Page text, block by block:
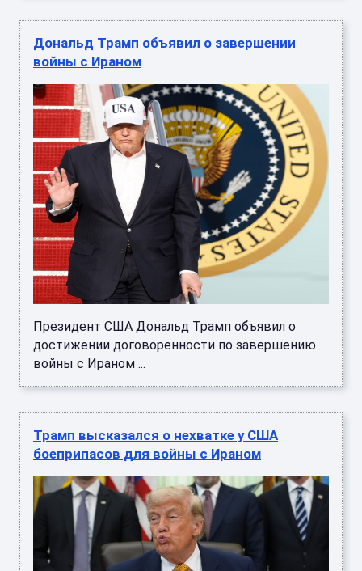
Дональд Трамп объявил о завершении
войны с Ираном
Президент США Дональд Трамп объявил о
достижении договоренности по завершению
войны с Ираном ...
Трамп высказался о нехватке у США
боеприпасов для войны с Ираном